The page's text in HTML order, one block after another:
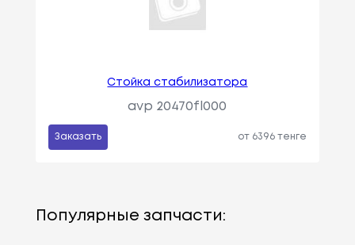
Стойка стабилизатора
avp 20470fl000
Заказать от 6396 тенге
Популярные запчасти: